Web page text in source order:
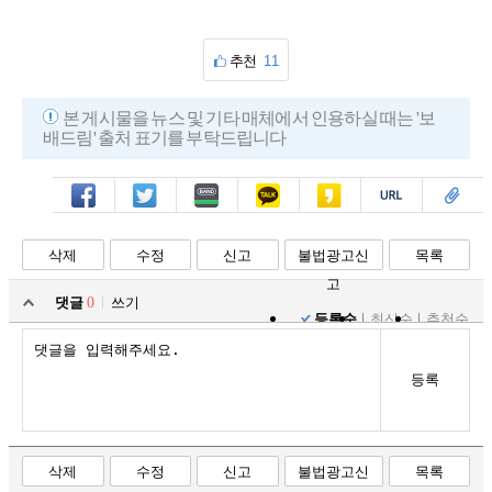
추천 11
본 게시물을 뉴스 및 기타 매체에서 인용하실 때는 '보
배드림' 출처 표기를 부탁드립니다
페북 트윗 밴드 카톡 카스 복사 스크랩
삭제 수정 신고
불법광고신
고
목록
댓글 0
쓰기
등록순
최신순 추천순
등록
삭제 수정 신고 불법광고신 목록